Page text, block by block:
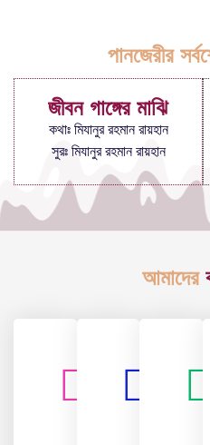
পানজেরীর
জীবন গাঙ্গের মাঝি
কথাঃ মিযানুর রহমান রায়হান
সুরঃ মিযানুর রহমান রায়হান
আমাদের